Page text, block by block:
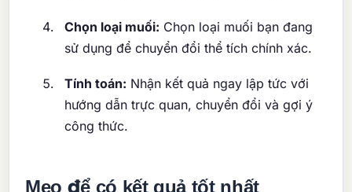
Chọn loại muối: Chọn loại muối bạn đang
sử dụng để chuyển đổi thể tích chính xác.
Tính toán: Nhận kết quả ngay lập tức với
hướng dẫn trực quan, chuyển đổi và gợi ý
công thức.
Mẹo để có kết quả tốt nhất